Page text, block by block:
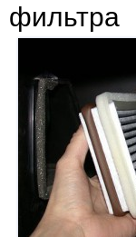
фильтра